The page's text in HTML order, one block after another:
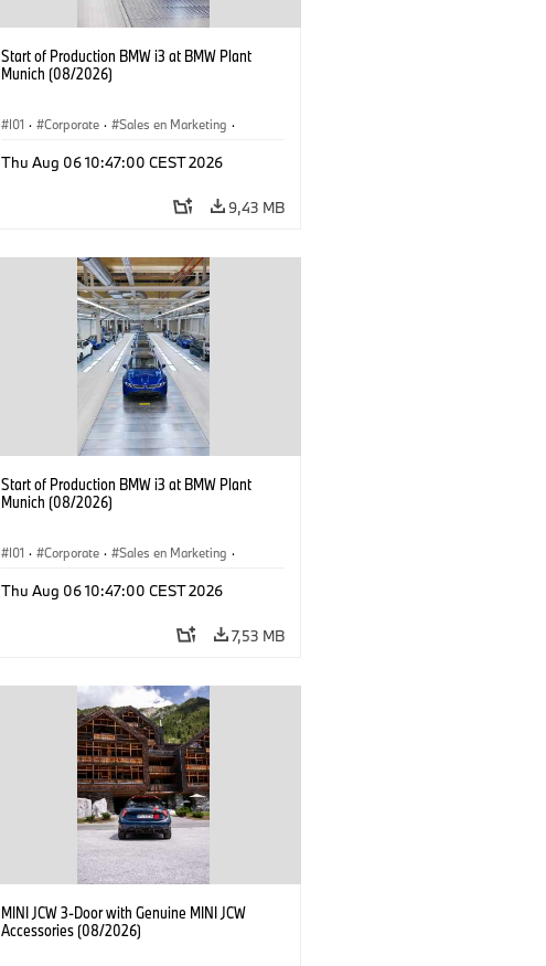
Start of Production BMW i3 at BMW Plant
Munich (08/2026)
I01 · Corporate · Sales en Marketing ·
Thu Aug 06 10:47:00 CEST 2026
9,43 MB
Start of Production BMW i3 at BMW Plant
Munich (08/2026)
I01 · Corporate · Sales en Marketing ·
Thu Aug 06 10:47:00 CEST 2026
7,53 MB
MINI JCW 3-Door with Genuine MINI JCW
Accessories (08/2026)